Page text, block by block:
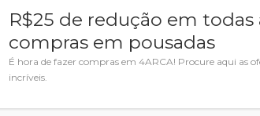
R$25 de redução em todas
compras em pousadas
É hora de fazer compras em 4ARCA! Procure aqui as
incríveis.